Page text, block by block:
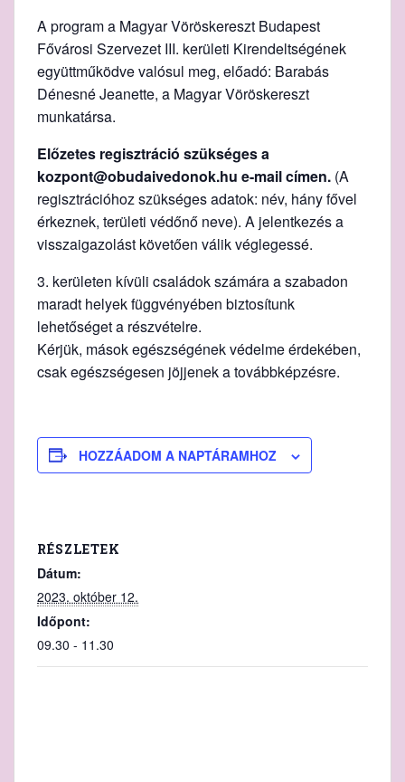
A program a Magyar Vöröskereszt Budapest
Fővárosi Szervezet III. kerületi Kirendeltségének
együttműködve valósul meg, előadó: Barabás
Dénesné Jeanette, a Magyar Vöröskereszt
munkatársa.
Előzetes regisztráció szükséges a
kozpont@obudaivedonok.hu e-mail címen. (A
regisztrációhoz szükséges adatok: név, hány fővel
érkeznek, területi védőnő neve). A jelentkezés a
visszaigazolást követően válik véglegessé.
3. kerületen kívüli családok számára a szabadon
maradt helyek függvényében biztosítunk
lehetőséget a részvételre.
Kérjük, mások egészségének védelme érdekében,
csak egészségesen jöjjenek a továbbképzésre.
HOZZÁADOM A NAPTÁRAMHOZ
RÉSZLETEK
Dátum:
2023. október 12.
Időpont:
09.30 - 11.30